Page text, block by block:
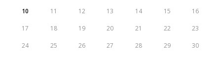
10 11 12 13 14 15 16
17 18 19 20 21 22 23
24 25 26 27 28 29 30